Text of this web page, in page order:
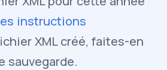
instructions
XML créé, faites-en
sauvegarde.